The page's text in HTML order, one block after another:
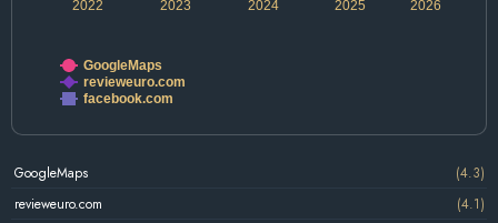
2022 2024 2026
2023 2025
GoogleMaps
revieweuro.com
facebook.com
GoogleMaps
(4.3)
revieweuro.com
(4.1)